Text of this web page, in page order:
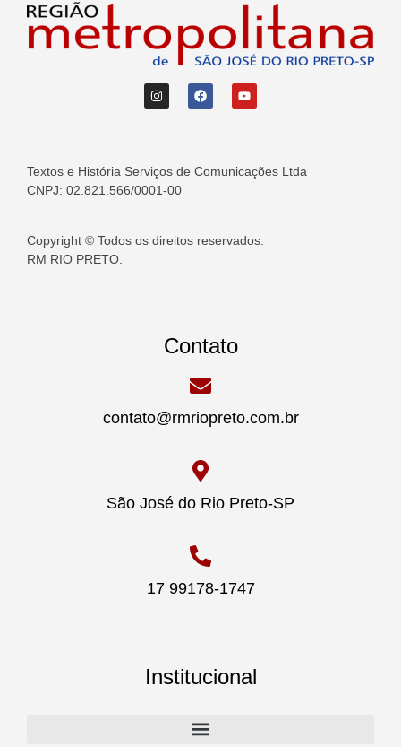
Textos e História Serviços de Comunicações Ltda
CNPJ: 02.821.566/0001-00
Copyright © Todos os direitos reservados.
RM RIO PRETO.
Contato
contato@rmriopreto.com.br
São José do Rio Preto-SP
17 99178-1747
Institucional